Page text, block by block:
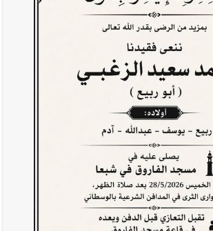
إمكانيات كبيرة وعائدات ضخمة في واقع
لا سنة نحتفل بها ثم نطويها
غدا صيفي معتاد والحرارة ضمن معدلاتها